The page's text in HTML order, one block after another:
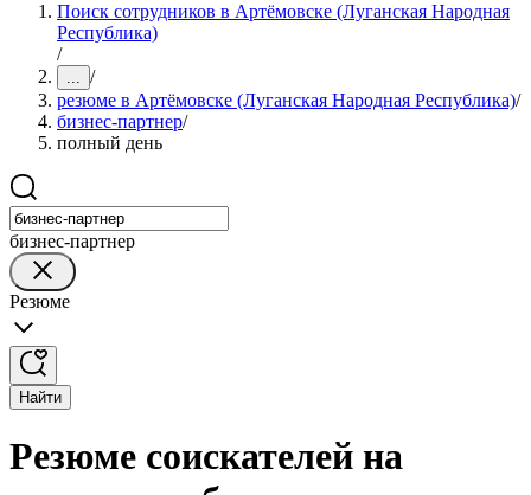
Поиск сотрудников в Артёмовске (Луганская Народная
Республика)
/
... /
резюме в Артёмовске (Луганская Народная Республика)/
бизнес-партнер/
полный день
бизнес-партнер
Резюме
Найти
Резюме соискателей на